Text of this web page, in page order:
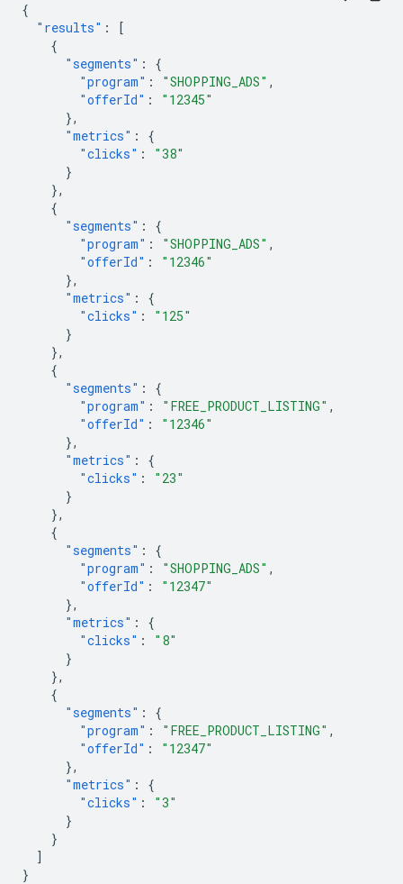
{
"results" :
[
{
"segments" :
{
"program" : "SHOPPING_ADS" ,
"offerId" :
"12345"
},
"metrics" :
{
"clicks" :
"38"
}
},
{
"segments" :
{
"program" : "SHOPPING_ADS" ,
"offerId" :
"12346"
},
"metrics" :
{
"clicks" :
"125"
}
},
{
"segments" :
{
"program" : "FREE_PRODUCT_LISTING" ,
"offerId" :
"12346"
},
"metrics" :
{
"clicks" :
"23"
}
},
{
"segments" :
{
"program" : "SHOPPING_ADS" ,
"offerId" :
"12347"
},
"metrics" :
{
"clicks" :
"8"
}
},
{
"segments" :
{
"program" : "FREE_PRODUCT_LISTING" ,
"offerId" :
"12347"
},
"metrics" :
{
"clicks" :
"3"
}
}
]
}